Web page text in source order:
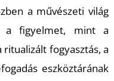
a művészeti világ
a figyelmet, mint a
fogyasztás, a
eszköztárának